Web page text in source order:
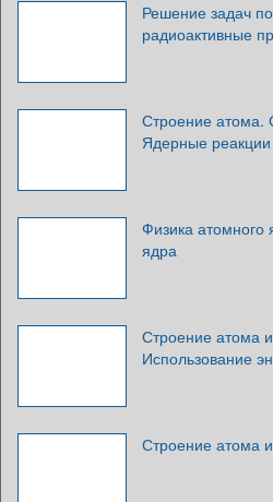
Решение задач
радиоактивные
Строение атома.
Ядерные реакции
Физика атомного
ядра
Строение атома
Использование
Строение атома